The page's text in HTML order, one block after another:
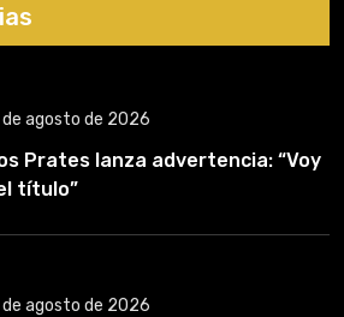
de agosto de 2026
Prates lanza advertencia: “Voy
título”
de agosto de 2026